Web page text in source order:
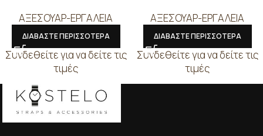
ΑΞΕΣΟΥΑΡ-ΕΡΓΑΛΕΙΑ
ΔΙΑΒΑΣΤΕ ΠΕΡΙΣΣΟΤΕΡΑ
Συνδεθείτε για να δείτε τις
τιμές
ΑΞΕΣΟΥΑΡ-ΕΡΓΑΛΕΙΑ
ΔΙΑΒΑΣΤΕ ΠΕΡΙΣΣΟΤΕΡΑ
Συνδεθείτε για να δείτε τις
τιμές